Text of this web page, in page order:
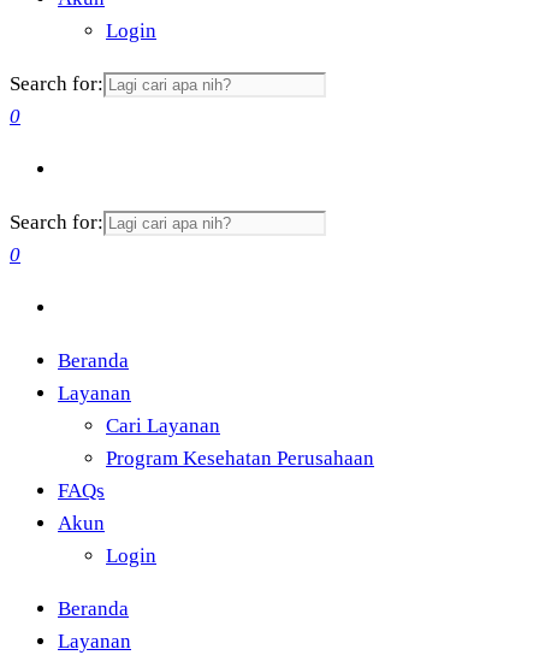
Login
Search for:
0
Search for:
0
Beranda
Layanan
Cari Layanan
Program Kesehatan Perusahaan
FAQs
Akun
Login
Beranda
Layanan